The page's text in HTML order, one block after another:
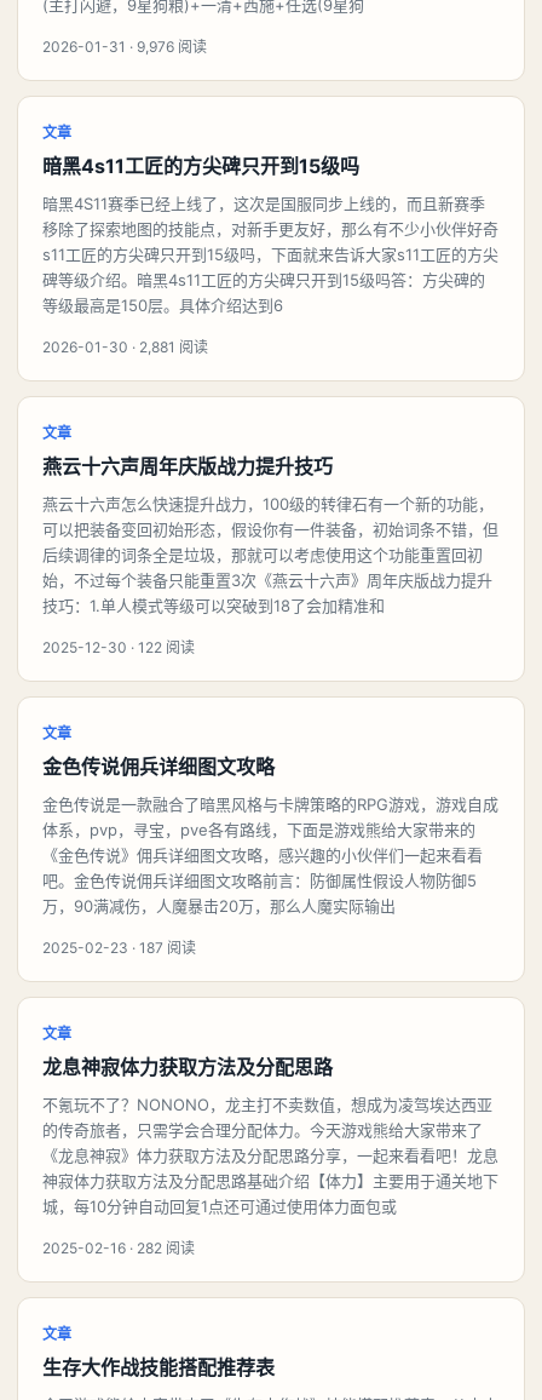
(主打闪避，9星狗粮)+一清+西施+任选(9星狗
2026-01-31 · 9,976 阅读
文章
暗黑4s11工匠的方尖碑只开到15级吗
暗黑4S11赛季已经上线了，这次是国服同步上线的，而且新赛季
移除了探索地图的技能点，对新手更友好，那么有不少小伙伴好奇
s11工匠的方尖碑只开到15级吗，下面就来告诉大家s11工匠的方尖
碑等级介绍。暗黑4s11工匠的方尖碑只开到15级吗答：方尖碑的
等级最高是150层。具体介绍达到6
2026-01-30 · 2,881 阅读
文章
燕云十六声周年庆版战力提升技巧
燕云十六声怎么快速提升战力，100级的转律石有一个新的功能，
可以把装备变回初始形态，假设你有一件装备，初始词条不错，但
后续调律的词条全是垃圾，那就可以考虑使用这个功能重置回初
始，不过每个装备只能重置3次《燕云十六声》周年庆版战力提升
技巧：1.单人模式等级可以突破到18了会加精准和
2025-12-30 · 122 阅读
文章
金色传说佣兵详细图文攻略
金色传说是一款融合了暗黑风格与卡牌策略的RPG游戏，游戏自成
体系，pvp，寻宝，pve各有路线，下面是游戏熊给大家带来的
《金色传说》佣兵详细图文攻略，感兴趣的小伙伴们一起来看看
吧。金色传说佣兵详细图文攻略前言：防御属性假设人物防御5
万，90满减伤，人魔暴击20万，那么人魔实际输出
2025-02-23 · 187 阅读
文章
龙息神寂体力获取方法及分配思路
不氪玩不了？NONONO，龙主打不卖数值，想成为凌驾埃达西亚
的传奇旅者，只需学会合理分配体力。今天游戏熊给大家带来了
《龙息神寂》体力获取方法及分配思路分享，一起来看看吧！龙息
神寂体力获取方法及分配思路基础介绍【体力】主要用于通关地下
城，每10分钟自动回复1点还可通过使用体力面包或
2025-02-16 · 282 阅读
文章
生存大作战技能搭配推荐表